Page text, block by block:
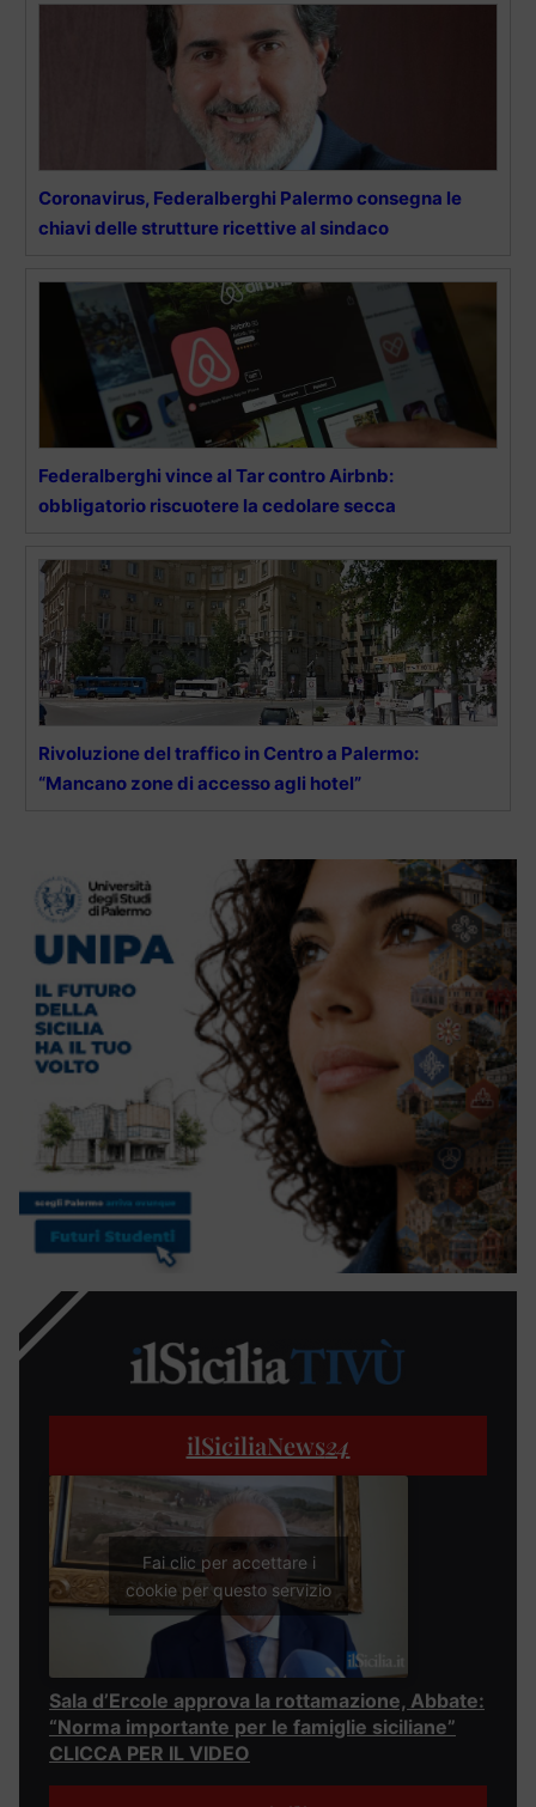
Coronavirus, Federalberghi Palermo consegna le
chiavi delle strutture ricettive al sindaco
Federalberghi vince al Tar contro Airbnb:
obbligatorio riscuotere la cedolare secca
Rivoluzione del traffico in Centro a Palermo:
“Mancano zone di accesso agli hotel”
ilSiciliaNews24
Fai clic per accettare i
cookie per questo servizio
Sala d’Ercole approva la rottamazione, Abbate:
“Norma importante per le famiglie siciliane”
CLICCA PER IL VIDEO